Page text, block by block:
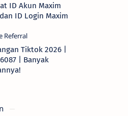
ID Akun Maxim
ID Login Maxim
Tiktok 2026 |
| Banyak